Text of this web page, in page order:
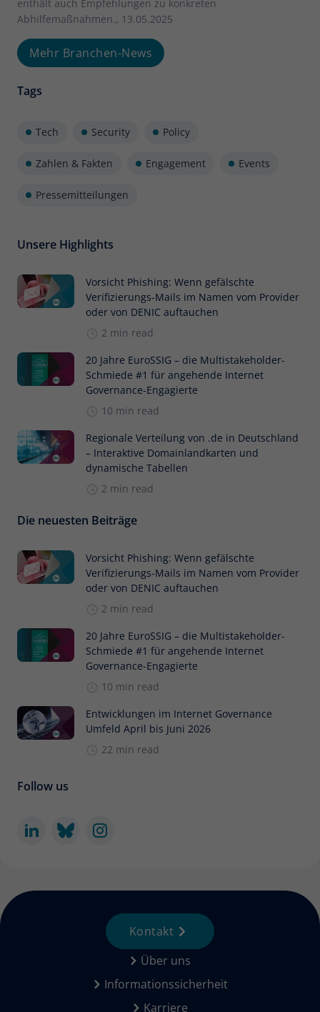
enthält auch Empfehlungen zu konkreten
Abhilfemaßnahmen., 13.05.2025
Mehr Branchen-News
Tags
Tech Security Policy
Zahlen & Fakten Engagement Events
Pressemitteilungen
Unsere Highlights
Vorsicht Phishing: Wenn gefälschte
Verifizierungs-Mails im Namen vom Provider
oder von DENIC auftauchen
2 min read
20 Jahre EuroSSIG – die Multistakeholder-
Schmiede #1 für angehende Internet
Governance-Engagierte
10 min read
Regionale Verteilung von .de in Deutschland
– Interaktive Domainlandkarten und
dynamische Tabellen
2 min read
Die neuesten Beiträge
Vorsicht Phishing: Wenn gefälschte
Verifizierungs-Mails im Namen vom Provider
oder von DENIC auftauchen
2 min read
20 Jahre EuroSSIG – die Multistakeholder-
Schmiede #1 für angehende Internet
Governance-Engagierte
10 min read
Entwicklungen im Internet Governance
Umfeld April bis Juni 2026
22 min read
Follow us
Über uns
Informationssicherheit
Karriere
Kontakt